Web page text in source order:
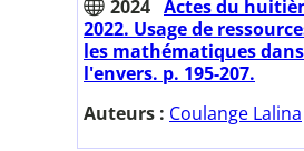
2024 Actes du
2022. Usage de
les mathématiques
l'envers. p. 195-207.
Auteurs : Coulange Lalina